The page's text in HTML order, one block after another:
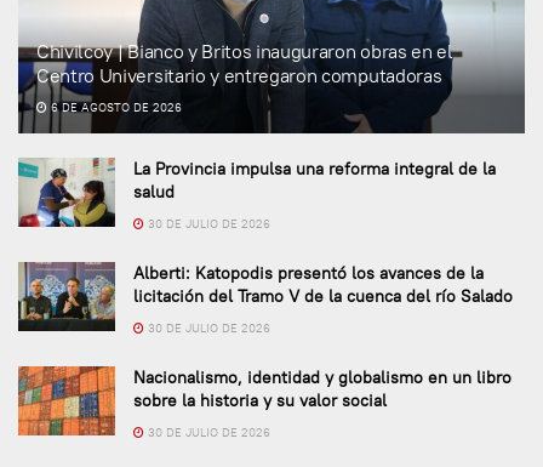
Chivilcoy | Bianco y Britos inauguraron obras en el
Centro Universitario y entregaron computadoras
6 DE AGOSTO DE 2026
La Provincia impulsa una reforma integral de la
salud
30 DE JULIO DE 2026
Alberti: Katopodis presentó los avances de la
licitación del Tramo V de la cuenca del río Salado
30 DE JULIO DE 2026
Nacionalismo, identidad y globalismo en un libro
sobre la historia y su valor social
30 DE JULIO DE 2026